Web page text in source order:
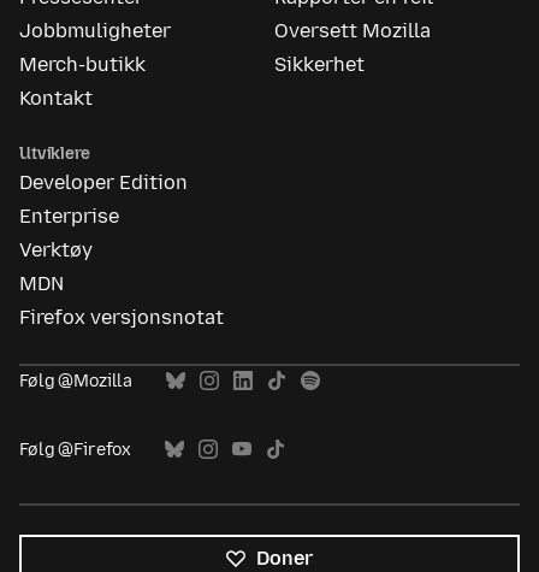
Jobbmuligheter
Merch-butikk
Kontakt
Oversett Mozilla
Sikkerhet
Utviklere
Developer Edition
Enterprise
Verktøy
MDN
Firefox versjonsnotat
Følg @Mozilla
Følg @Firefox
Doner